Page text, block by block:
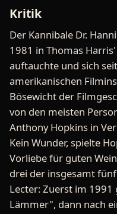
Kritik
Der Kannibale Dr.
1981 in Thomas
auftauchte und sich
amerikanischen
Bösewicht der
von den meisten
Anthony Hopkins in
Kein Wunder, spielte
Vorliebe für guten
drei der insgesamt
Lecter: Zuerst im 1991
Lämmer", dann nach